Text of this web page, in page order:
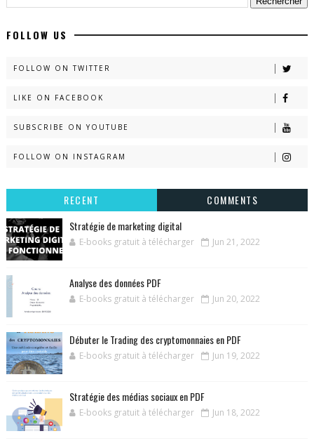
FOLLOW US
FOLLOW ON TWITTER
LIKE ON FACEBOOK
SUBSCRIBE ON YOUTUBE
FOLLOW ON INSTAGRAM
RECENT
COMMENTS
Stratégie de marketing digital
E-books gratuit à télécharger Jun 21, 2022
Analyse des données PDF
E-books gratuit à télécharger Jun 20, 2022
Débuter le Trading des cryptomonnaies en PDF
E-books gratuit à télécharger Jun 19, 2022
Stratégie des médias sociaux en PDF
E-books gratuit à télécharger Jun 18, 2022